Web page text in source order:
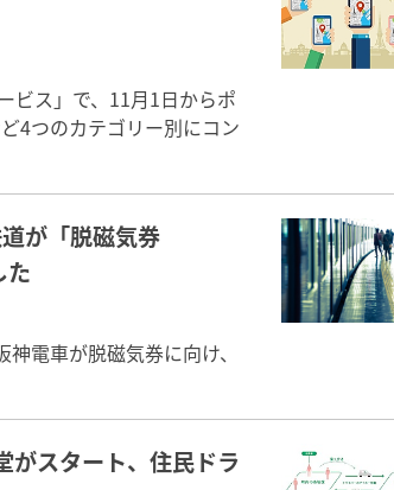
ビス」で、11月1日からポ
4つのカテゴリー別にコン
が「脱磁気券
た
電車が脱磁気券に向け、
がスタート、住民ドラ